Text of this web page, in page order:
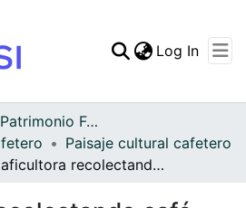
Statistics
Log In
Archivo del Patrimonio Fotográfico y Fílmico del Valle del Cauca
Paisaje cultural cafetero
Caficultora recolectando café. Sevilla